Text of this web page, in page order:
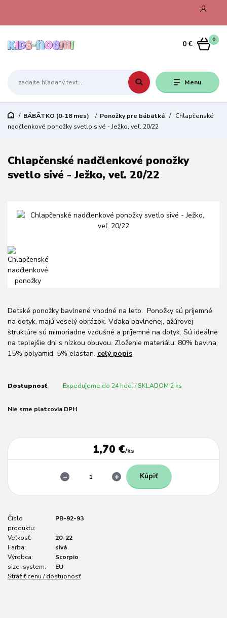
Menu
0
0 €
BÁBÄTKO (0-18 mes) Ponožky pre bábätká
Chlapčenské
nadčlenkové ponožky svetlo sivé - Ježko, veľ. 20/22
Chlapčenské nadčlenkové ponožky
svetlo sivé - Ježko, veľ. 20/22
Detské ponožky bavlnené vhodné na leto. Ponožky sú príjemné
na dotyk, majú veselý obrázok. Vďaka bavlnenej, ažúrovej
štruktúre sú mimoriadne vzdušné a príjemné na dotyk. Sú ideálne
na teplejšie dni s nízkou obuvou. Zloženie materiálu: 80% bavlna,
15% polyamid, 5% elastan. celý popis
Dostupnosť Expedujeme do 24 hod. / SKLADOM 2 ks
Nie sme platcovia DPH
1,70 €/ks
Kúpiť
Číslo
produktu:
PB-92-93
Veľkosť:
20-22
Farba:
sivá
Výrobca:
Scorpio
size_system:
EU
Strážiť cenu / dostupnosť